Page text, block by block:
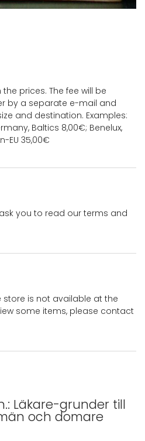
prices. The fee will be
by a separate e-mail and
and destination. Examples:
Baltics 8,00€; Benelux,
EU 35,00€
you to read our terms and
store is not available at the
some items, please contact
Läkare-grunder till
och domare